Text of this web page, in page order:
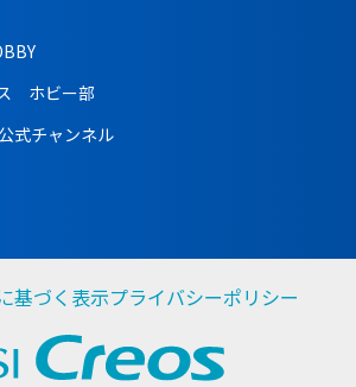
ホビー部
式チャンネル
基づく表示プライバシーポリシー